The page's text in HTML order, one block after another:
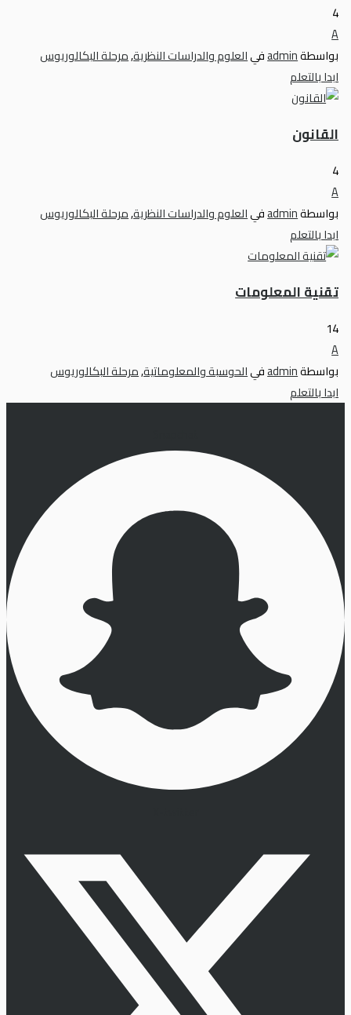
4
A
بواسطةadminفيالعلوم والدراسات النظرية,مرحلة البكالوريوس
ابدا بالتعلم
القانون
4
A
بواسطةadminفيالعلوم والدراسات النظرية,مرحلة البكالوريوس
ابدا بالتعلم
تقنية المعلومات
14
A
بواسطةadminفيالحوسبة والمعلوماتية,مرحلة البكالوريوس
ابدا بالتعلم